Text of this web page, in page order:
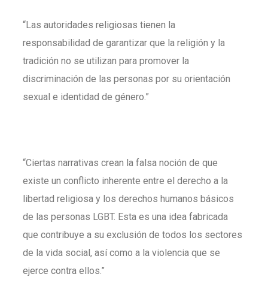
“Las autoridades religiosas tienen la
responsabilidad de garantizar que la religión y la
tradición no se utilizan para promover la
discriminación de las personas por su orientación
sexual e identidad de género.”
“Ciertas narrativas crean la falsa noción de que
existe un conflicto inherente entre el derecho a la
libertad religiosa y los derechos humanos básicos
de las personas LGBT. Esta es una idea fabricada
que contribuye a su exclusión de todos los sectores
de la vida social, así como a la violencia que se
ejerce contra ellos.”